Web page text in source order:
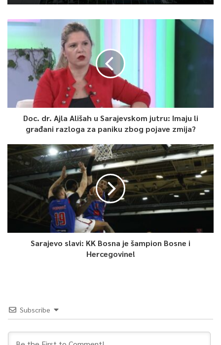
0
Article Rating
Doc. dr. Ajla Ališah u Sarajevskom jutru: Imaju li
građani razloga za paniku zbog pojave zmija?
Sarajevo slavi: KK Bosna je šampion Bosne i
Hercegovine!
Subscribe